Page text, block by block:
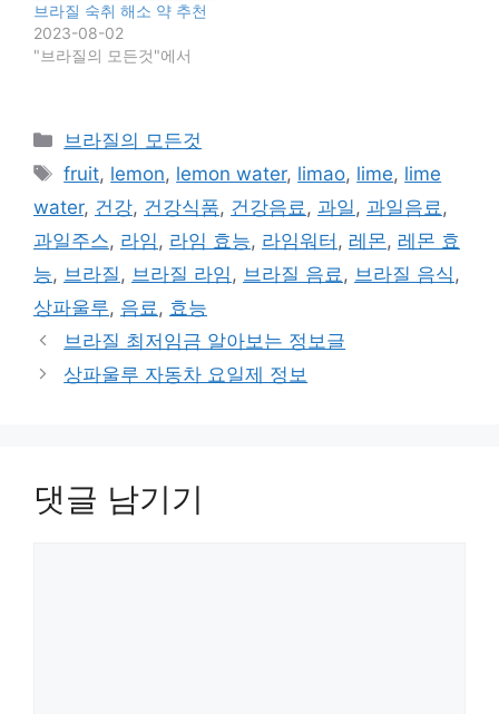
브라질 숙취 해소 약 추천
2023-08-02
"브라질의 모든것"에서
카
테
리
브라질의 모든것
태
그
fruit, lemon, lemon water, limao, lime, lime
water, 건강, 건강식품, 건강음료 , 과일 , 과일음료 ,
과일주스, 라임 , 라임 효능, 라임워터 , 레몬, 레몬 효
능, 브라질 , 브라질 라임 , 브라질 음료 , 브라질 음식 ,
상파울루, 음료 , 효능
브라질 최저임금 알아보는 정보글
상파울루 자동차 요일제 정보
댓글 남기기